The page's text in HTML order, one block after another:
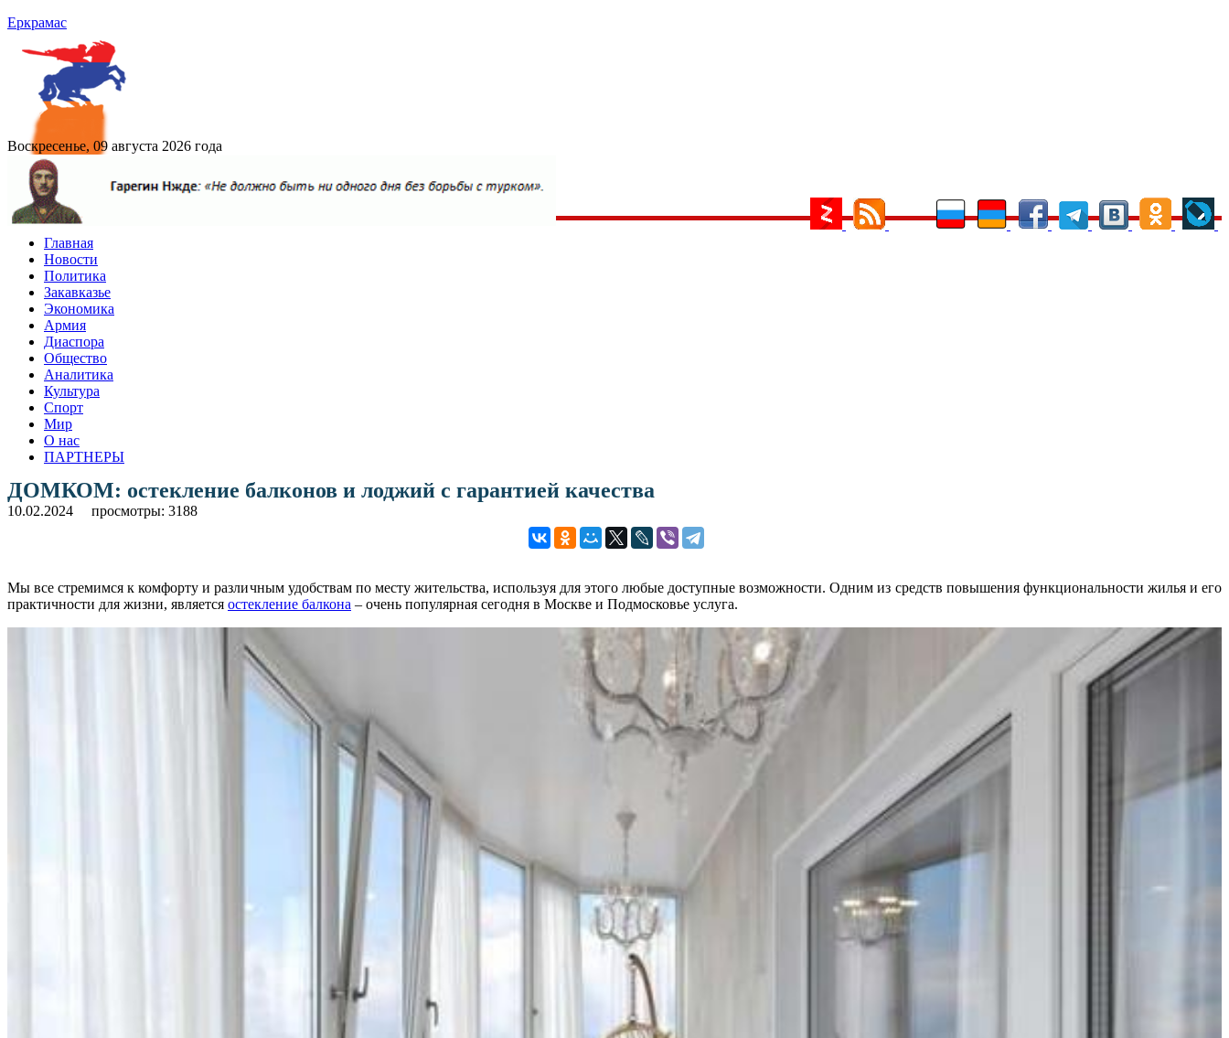
Еркрамас
Воскресенье, 09 августа 2026 года
Главная
Новости
Политика
Закавказье
Экономика
Армия
Диаспора
Общество
Аналитика
Культура
Спорт
Мир
О нас
ПАРТНЕРЫ
ДОМКОМ: остекление балконов и лоджий с гарантией качества
10.02.2024 просмотры: 3188
Мы все стремимся к комфорту и различным удобствам по месту жительства, используя для этого любые доступные возможности. Одним из средств повышения функциональности жилья и его
практичности для жизни, является остекление балкона – очень популярная сегодня в Москве и Подмосковье услуга.